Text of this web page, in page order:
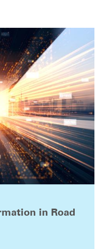
in Road